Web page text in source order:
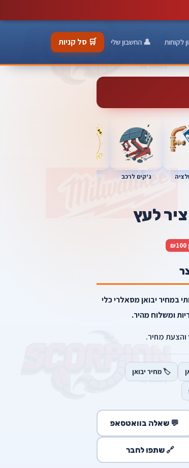
לקוחות 👤 החשבון שלי 🛒 סל קניות
ג'קים לרכב
לעץ
במחיר יבואן מסאלרי כלי
ומשלוח מהיר.
והצעת מחיר.
🏷️ מחיר יבואן
💬 שאלה בוואטסאפ
🔗 שתפו לחבר